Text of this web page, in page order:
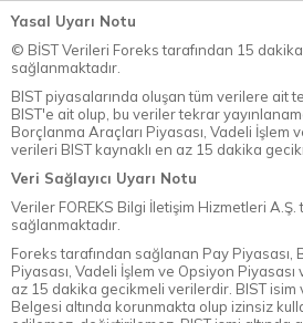
Yasal Uyarı Notu
© BİST Verileri Foreks tarafından 15
sağlanmaktadır.
BIST piyasalarında oluşan tüm verilere ait
BIST'e ait olup, bu veriler tekrar
Borçlanma Araçları Piyasası, Vadeli İşlem
verileri BIST kaynaklı en az 15 dakika
Veri Sağlayıcı Uyarı Notu
Veriler FOREKS Bilgi İletişim Hizmetleri A.Ş.
sağlanmaktadır.
Foreks tarafından sağlanan Pay Piyasası,
Piyasası, Vadeli İşlem ve Opsiyon Piyasası
az 15 dakika gecikmeli verilerdir. BIST isim
Belgesi altında korunmakta olup izinsiz